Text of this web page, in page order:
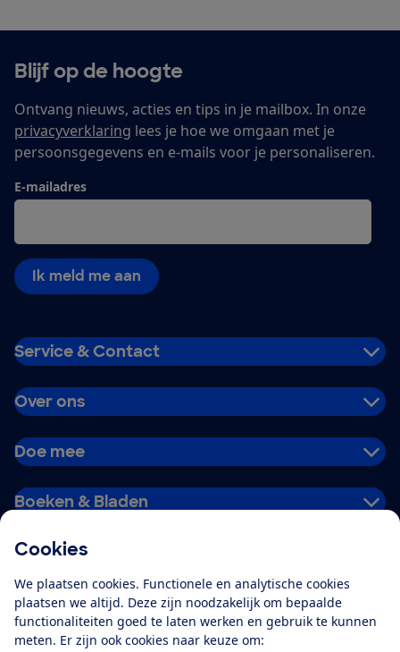
Cookies
We plaatsen cookies. Functionele en analytische cookies
plaatsen we altijd. Deze zijn noodzakelijk om bepaalde
functionaliteiten goed te laten werken en gebruik te kunnen
meten. Er zijn ook cookies naar keuze om:
Blijf op de hoogte
Ontvang nieuws, acties en tips in je mailbox. In onze
privacyverklaring lees je hoe we omgaan met je
persoonsgegevens en e-mails voor je personaliseren.
E-mailadres
Ik meld me aan
Service & Contact
Over ons
Doe mee
Boeken & Bladen
Alles over de